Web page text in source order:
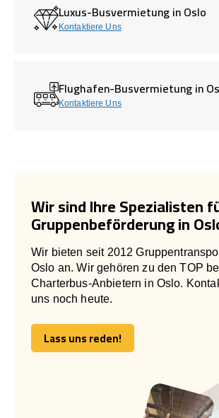
Luxus-Busvermietung in Oslo
Kontaktiere Uns
Flughafen-Busvermietung in
Kontaktiere Uns
Wir sind Ihre Spezialisten
Gruppenbeförderung in
Wir bieten seit 2012
Oslo an. Wir gehören zu den TOP
Charterbus-Anbietern in Oslo.
uns noch heute.
Lass uns reden!
Lass uns reden!